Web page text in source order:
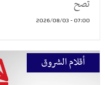
تصح
07:00 - 2026/08/03
أقلام الشروق